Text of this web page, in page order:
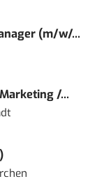
(m/w/...
/...